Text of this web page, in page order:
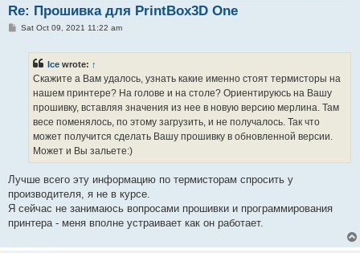
Re: Прошивка для PrintBox3D One
PSat Oct 09, 2021 11:22 am
Ice wrote: ↑
Скажите а Вам удалось, узнать какие именно стоят термисторы на
нашем принтере? На голове и на столе? Ориентируюсь на Вашу
прошивку, вставляя значения из нее в новую версию мерлина. Там
весе поменялось, по этому загрузить, и не получалось. Так что
может получится сделать Вашу прошивку в обновленной версии.
Может и Вы зальете:)
Лучше всего эту информацию по термисторам спросить у
производителя, я не в курсе.
Я сейчас не занимаюсь вопросами прошивки и программирования
принтера - меня вполне устраивает как он работает.